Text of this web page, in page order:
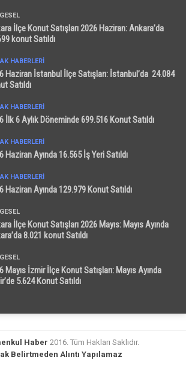
İlçe Konut Satışları 2026 Haziran: Ankara’da
konut Satıldı
HABERLERI
Haziran İstanbul İlçe Satışları: İstanbul’da 24.084
Satıldı
HABERLERI
İlk 6 Aylık Döneminde 699.516 Konut Satıldı
HABERLERI
Haziran Ayında 16.565 İş Yeri Satıldı
HABERLERI
Haziran Ayında 129.979 Konut Satıldı
İlçe Konut Satışları 2026 Mayıs: Mayıs Ayında
8.021 konut Satıldı
Mayıs İzmir İlçe Konut Satışları: Mayıs Ayında
5.624 Konut Satıldı
Haber 2016. Tüm Hakları Saklıdır.
Belirtmeden Alıntı Yapılamaz